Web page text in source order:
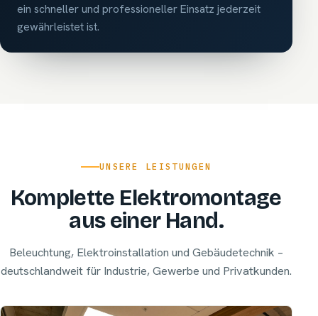
ein schneller und professioneller Einsatz jederzeit
gewährleistet ist.
UNSERE LEISTUNGEN
Komplette Elektromontage
aus einer Hand.
Beleuchtung, Elektroinstallation und Gebäudetechnik –
deutschlandweit für Industrie, Gewerbe und Privatkunden.